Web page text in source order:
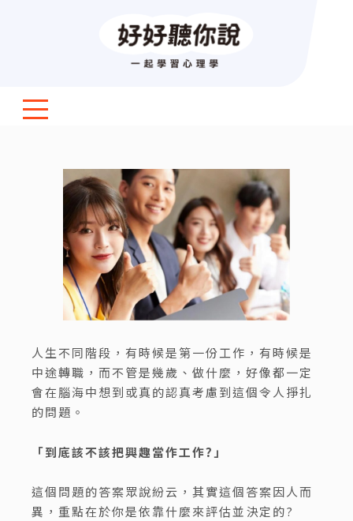
人生不同階段，有時候是第一份工作，有時候是
中途轉職，而不管是幾歲、做什麼，好像都一定
會在腦海中想到或真的認真考慮到這個令人掙扎
的問題。
「到底該不該把興趣當作工作?」
這個問題的答案眾說紛云，其實這個答案因人而
異，重點在於你是依靠什麼來評估並決定的?